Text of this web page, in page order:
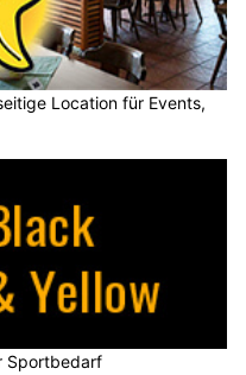
Location für Events,
Sportbedarf